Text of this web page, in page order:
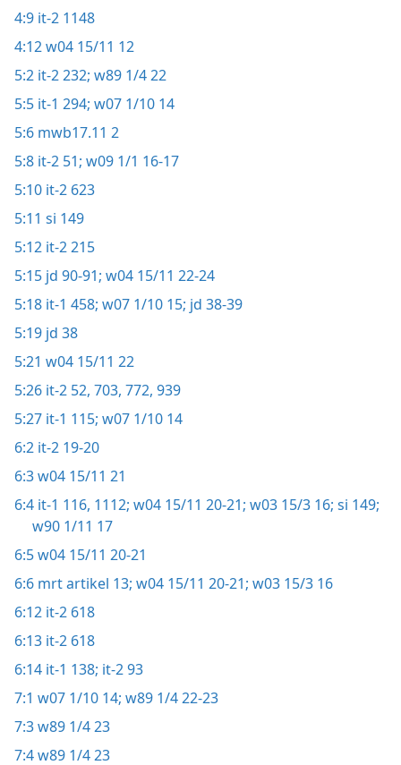
4:9 it-2 1148
4:12w04 15/11 12
5:2 it-2 232; w89 1/4 22
5:5 it-1 294; w07 1/10 14
5:6 mwb17.11 2
5:8 it-2 51; w09 1/1 16-17
5:10 it-2 623
5:11 si 149
5:12 it-2 215
5:15 jd 90-91; w04 15/11 22-24
5:18 it-1 458; w07 1/10 15; jd 38-39
5:19 jd 38
5:21 w04 15/11 22
5:26 it-2 52, 703, 772, 939
5:27 it-1 115; w07 1/10 14
6:2 it-2 19-20
6:3w04 15/11 21
6:4 it-1 116, 1112; w04 15/11 20-21; w03 15/3 16; si 149;
w90 1/11 17
6:5w04 15/11 20-21
6:6 mrt artikel 13; w04 15/11 20-21; w03 15/3 16
6:12 it-2 618
6:13 it-2 618
6:14 it-1 138; it-2 93
7:1 w07 1/10 14; w89 1/4 22-23
7:3w89 1/4 23
7:4w89 1/4 23